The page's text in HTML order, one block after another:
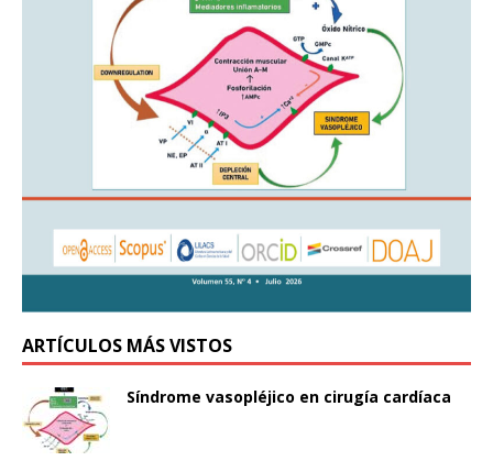
ARTÍCULOS MÁS VISTOS
Síndrome vasopléjico en cirugía cardíaca